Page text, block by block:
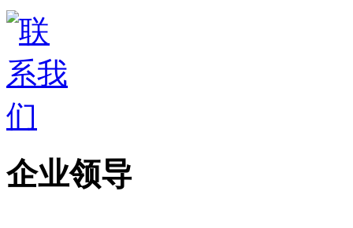
企业领导